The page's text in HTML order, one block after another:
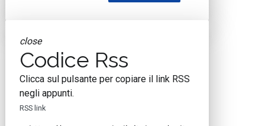
close
Codice Rss
Clicca sul pulsante per copiare il link RSS
negli appunti.
RSS link